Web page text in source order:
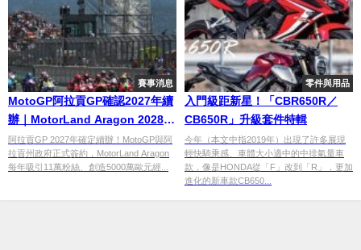
賽事消息
MotoGP阿拉貢GP確認2027年續
辦｜MotorLand Aragon 2028年
始轉為候補賽道
阿拉貢GP 2027年確定續辦！MotoGP與阿
拉貢州政府正式簽約，MotorLand Aragon
每年吸引11萬粉絲、創造5000萬歐元經...
零件與用品
入門級距新星！「CBR650R／
CB650R」升級套件特輯
今年（本文中指2019年）出現了許多展現
輕快騎乘感、車體大小適中的中排氣量車
款，像是HONDA從「F」改到「R」，更加
進化的新車款CB650...